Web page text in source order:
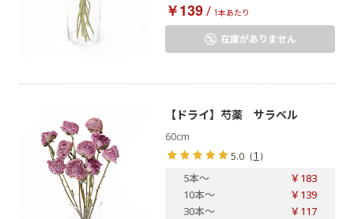
￥139/ 1本あたり
在庫がありません
【ドライ】芍薬 サラベル
60cm
5.0 （1 ）
5本～
￥183
10本～
￥139
30本～ ￥117